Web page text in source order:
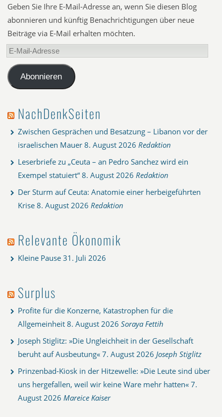
Geben Sie Ihre E-Mail-Adresse an, wenn Sie diesen Blog
abonnieren und künftig Benachrichtigungen über neue
Beiträge via E-Mail erhalten möchten.
E-
Mail-
AdresseAbonnieren
NachDenkSeiten
Zwischen Gesprächen und Besatzung – Libanon vor der
israelischen Mauer 8. August 2026 Redaktion
Leserbriefe zu „Ceuta – an Pedro Sanchez wird ein
Exempel statuiert“ 8. August 2026 Redaktion
Der Sturm auf Ceuta: Anatomie einer herbeigeführten
Krise 8. August 2026 Redaktion
Relevante Ökonomik
Kleine Pause 31. Juli 2026
Surplus
Profite für die Konzerne, Katastrophen für die
Allgemeinheit 8. August 2026 Soraya Fettih
Joseph Stiglitz: »Die Ungleichheit in der Gesellschaft
beruht auf Ausbeutung« 7. August 2026 Joseph Stiglitz
Prinzenbad-Kiosk in der Hitzewelle: »Die Leute sind über
uns hergefallen, weil wir keine Ware mehr hatten« 7.
August 2026 Mareice Kaiser